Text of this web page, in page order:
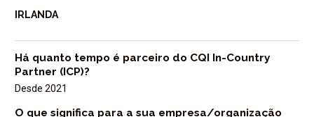
IRLANDA
Há quanto tempo é parceiro do CQI In-Country
Partner (ICP)?
Desde 2021
O que significa para a sua empresa/organização